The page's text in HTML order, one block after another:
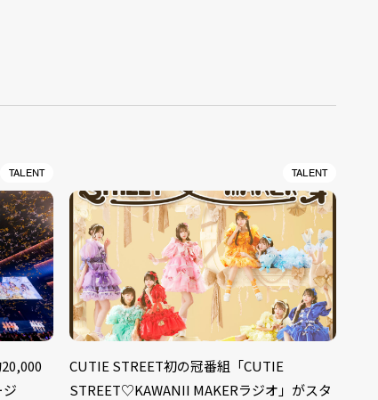
TALENT TALENT
CUTIE STREET初の冠番組「CUTIE
STREET♡KAWANII MAKERラジオ」がスタ